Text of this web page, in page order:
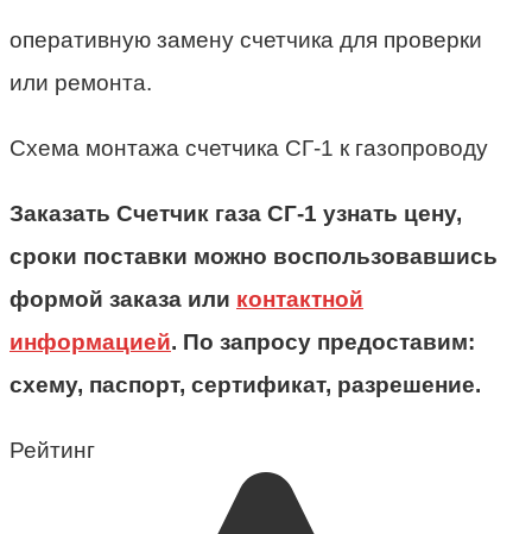
оперативную замену счетчика для проверки
или ремонта.
Схема монтажа счетчика СГ-1 к газопроводу
Заказать Счетчик газа СГ-1 узнать цену,
сроки поставки можно воспользовавшись
формой заказа или контактной
информацией. По запросу предоставим:
схему, паспорт, сертификат, разрешение.
Рейтинг